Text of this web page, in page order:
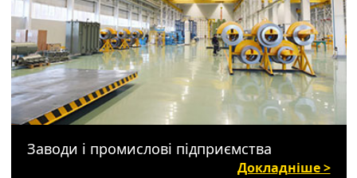
Заводи і промислові підприємства
Докладніше >